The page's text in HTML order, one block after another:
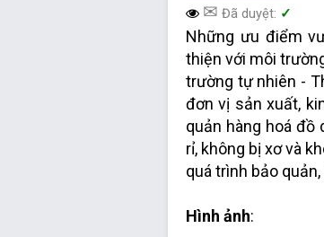
✉ Đã duyệt: ✓
Những ưu điểm
thiện với môi
trường tự nhiên -
đơn vị sản xuất,
quản hàng hoá đồ
rỉ, không bị xơ và
quá trình bảo
Hình ảnh: